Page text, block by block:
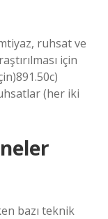
ruhsat ve
için
(her iki
bazı teknik